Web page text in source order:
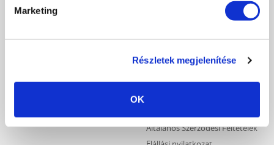
Marketing
Részletek megjelenítése
OK
MŰKÖRÖM
WEBÁRUHÁZ
Vásárlói információk
Fizetési információk
Általános Szerződési Feltételek